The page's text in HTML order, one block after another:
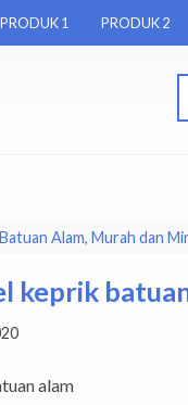
PRODUK 1 PRODUK 2
Alam, Murah dan
keprik
alam